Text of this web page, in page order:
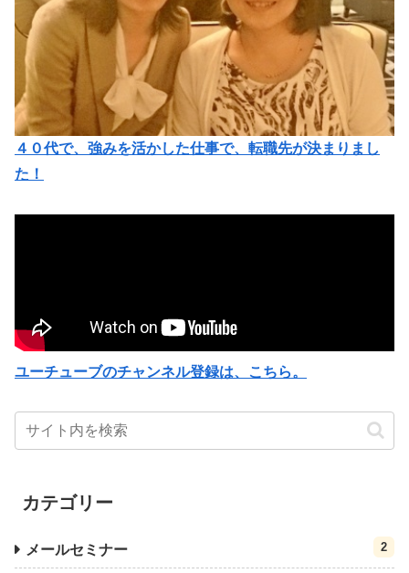
４０代で、強みを活かした仕事で、転職先が決まりまし
た！
ユーチューブのチャンネル登録は、こちら。
カテゴリー
メールセミナー 2